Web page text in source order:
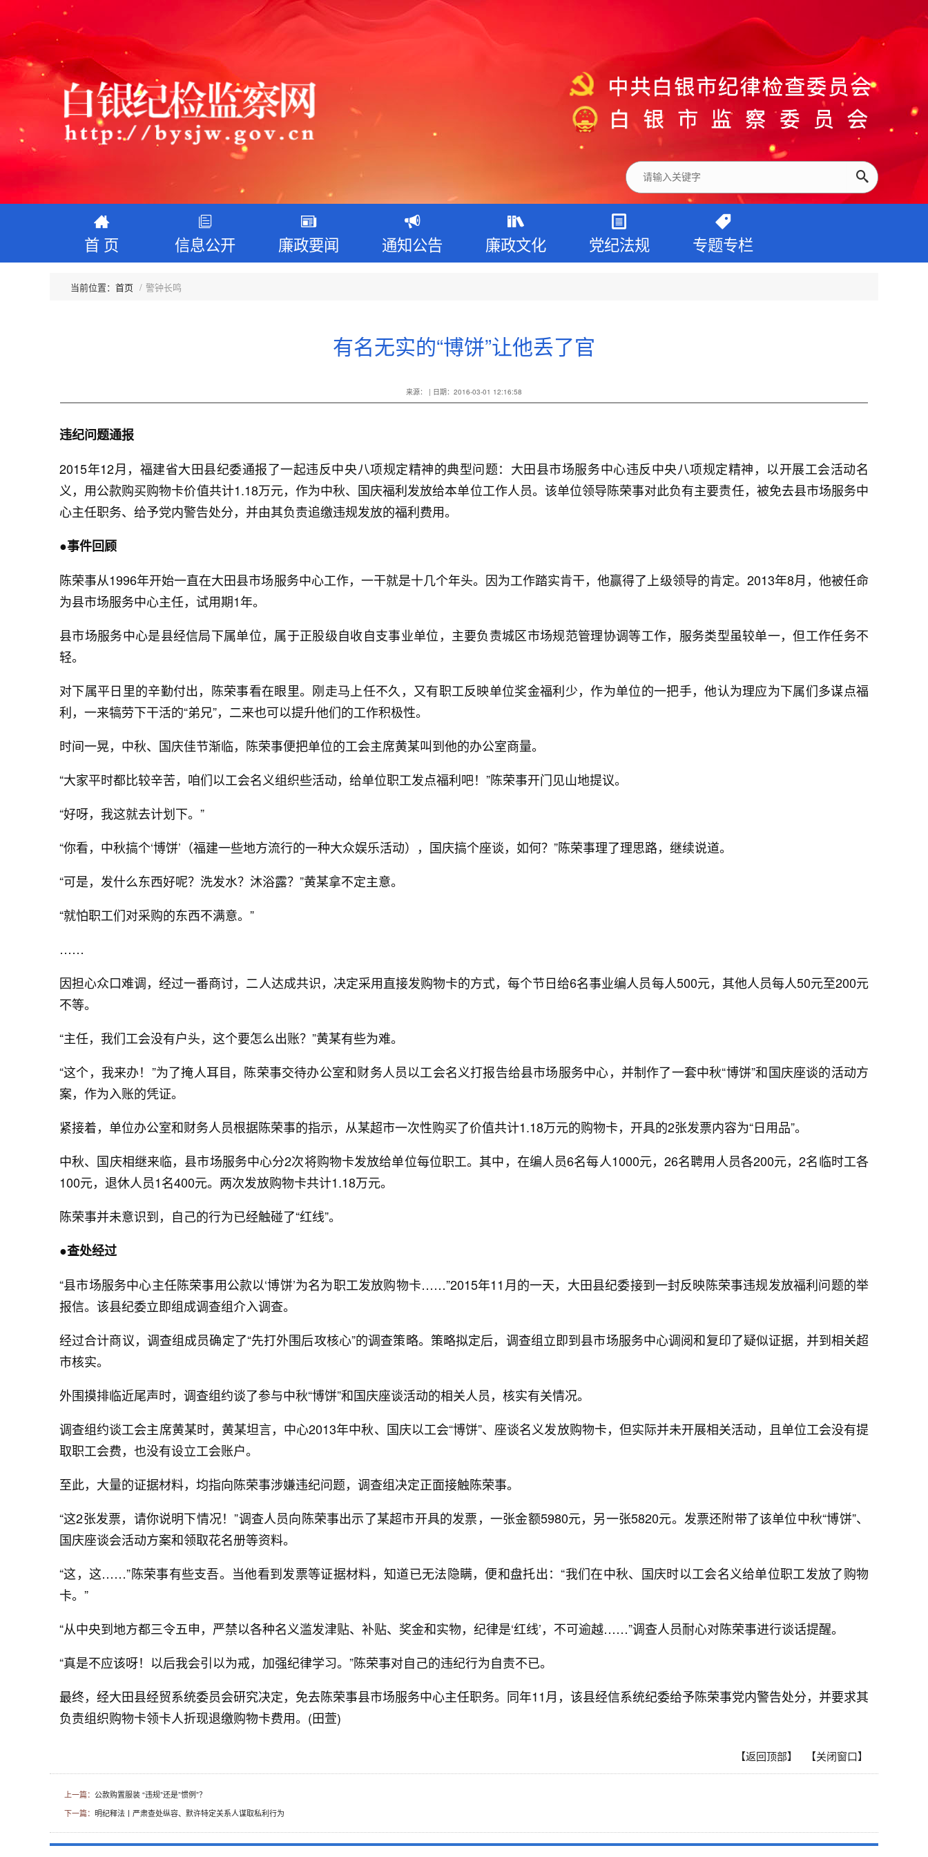
首 页 信息公开 廉政要闻 通知公告 廉政文化 党纪法规 专题专栏
首页 警钟长鸣
有名无实的“博饼”让他丢了官
来源： | 日期：2016-03-01 12:16:58
违纪问题通报
2015年12月，福建省大田县纪委通报了一起违反中央八项规定精神的典型问题：大田县市场服务中心违反中央八项规定精神，以开展工会活动名
义，用公款购买购物卡价值共计1.18万元，作为中秋、国庆福利发放给本单位工作人员。该单位领导陈荣事对此负有主要责任，被免去县市场服务中
心主任职务、给予党内警告处分，并由其负责追缴违规发放的福利费用。
●事件回顾
陈荣事从1996年开始一直在大田县市场服务中心工作，一干就是十几个年头。因为工作踏实肯干，他赢得了上级领导的肯定。2013年8月，他被任命
为县市场服务中心主任，试用期1年。
县市场服务中心是县经信局下属单位，属于正股级自收自支事业单位，主要负责城区市场规范管理协调等工作，服务类型虽较单一，但工作任务不
轻。
对下属平日里的辛勤付出，陈荣事看在眼里。刚走马上任不久，又有职工反映单位奖金福利少，作为单位的一把手，他认为理应为下属们多谋点福
利，一来犒劳下干活的“弟兄”，二来也可以提升他们的工作积极性。
时间一晃，中秋、国庆佳节渐临，陈荣事便把单位的工会主席黄某叫到他的办公室商量。
“大家平时都比较辛苦，咱们以工会名义组织些活动，给单位职工发点福利吧！”陈荣事开门见山地提议。
“好呀，我这就去计划下。”
“你看，中秋搞个‘博饼’（福建一些地方流行的一种大众娱乐活动），国庆搞个座谈，如何？”陈荣事理了理思路，继续说道。
“可是，发什么东西好呢？洗发水？沐浴露？”黄某拿不定主意。
“就怕职工们对采购的东西不满意。”
……
因担心众口难调，经过一番商讨，二人达成共识，决定采用直接发购物卡的方式，每个节日给6名事业编人员每人500元，其他人员每人50元至200元
不等。
“主任，我们工会没有户头，这个要怎么出账？”黄某有些为难。
“这个，我来办！”为了掩人耳目，陈荣事交待办公室和财务人员以工会名义打报告给县市场服务中心，并制作了一套中秋“博饼”和国庆座谈的活动方
案，作为入账的凭证。
紧接着，单位办公室和财务人员根据陈荣事的指示，从某超市一次性购买了价值共计1.18万元的购物卡，开具的2张发票内容为“日用品”。
中秋、国庆相继来临，县市场服务中心分2次将购物卡发放给单位每位职工。其中，在编人员6名每人1000元，26名聘用人员各200元，2名临时工各
100元，退休人员1名400元。两次发放购物卡共计1.18万元。
陈荣事并未意识到，自己的行为已经触碰了“红线”。
●查处经过
“县市场服务中心主任陈荣事用公款以‘博饼’为名为职工发放购物卡……”2015年11月的一天，大田县纪委接到一封反映陈荣事违规发放福利问题的举
报信。该县纪委立即组成调查组介入调查。
经过合计商议，调查组成员确定了“先打外围后攻核心”的调查策略。策略拟定后，调查组立即到县市场服务中心调阅和复印了疑似证据，并到相关超
市核实。
外围摸排临近尾声时，调查组约谈了参与中秋“博饼”和国庆座谈活动的相关人员，核实有关情况。
调查组约谈工会主席黄某时，黄某坦言，中心2013年中秋、国庆以工会“博饼”、座谈名义发放购物卡，但实际并未开展相关活动，且单位工会没有提
取职工会费，也没有设立工会账户。
至此，大量的证据材料，均指向陈荣事涉嫌违纪问题，调查组决定正面接触陈荣事。
“这2张发票，请你说明下情况！”调查人员向陈荣事出示了某超市开具的发票，一张金额5980元，另一张5820元。发票还附带了该单位中秋“博饼”、
国庆座谈会活动方案和领取花名册等资料。
“这，这……”陈荣事有些支吾。当他看到发票等证据材料，知道已无法隐瞒，便和盘托出：“我们在中秋、国庆时以工会名义给单位职工发放了购物
卡。”
“从中央到地方都三令五申，严禁以各种名义滥发津贴、补贴、奖金和实物，纪律是‘红线’，不可逾越……”调查人员耐心对陈荣事进行谈话提醒。
“真是不应该呀！以后我会引以为戒，加强纪律学习。”陈荣事对自己的违纪行为自责不已。
最终，经大田县经贸系统委员会研究决定，免去陈荣事县市场服务中心主任职务。同年11月，该县经信系统纪委给予陈荣事党内警告处分，并要求其
负责组织购物卡领卡人折现退缴购物卡费用。(田萱)
【返回顶部】 【关闭窗口】
上一篇： 公款购置服装 “违规”还是”惯例”？
下一篇： 明纪释法丨严肃查处纵容、默许特定关系人谋取私利行为